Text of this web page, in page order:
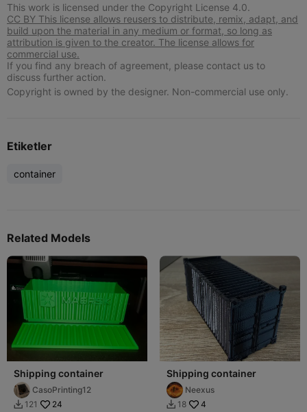
This work is licensed under the Copyright License 4.0.
CC BY This license allows reusers to distribute, remix, adapt, and
build upon the material in any medium or format, so long as
attribution is given to the creator. The license allows for
commercial use.
If you find any breach of agreement, please contact us to
discuss further action.
Copyright is owned by the designer. Non-commercial use only.
Etiketler
container
Related Models
Shipping container
CasoPrinting12
 121 24
Shipping container
Neexus
 18 4